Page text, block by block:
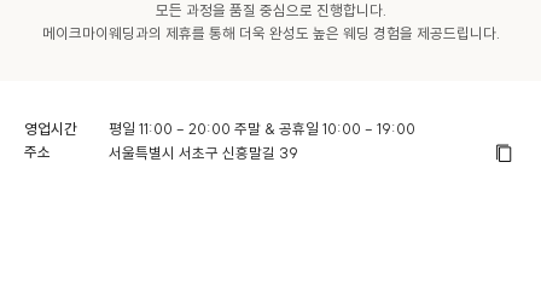
모든 과정을 품질 중심으로 진행합니다.
메이크마이웨딩과의 제휴를 통해 더욱 완성도 높은 웨딩 경험을 제공드립니다.
영업시간
평일 11:00 – 20:00 주말 & 공휴일 10:00 – 19:00
주소
서울특별시 서초구 신흥말길 39